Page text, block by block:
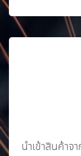
นำเข้าสินค้าจ